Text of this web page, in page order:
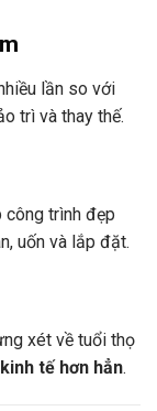
lần so với
trì và thay thế.
công trình đẹp
uốn và lắp đặt.
xét về tuổi thọ
kinh tế hơn hẳn.